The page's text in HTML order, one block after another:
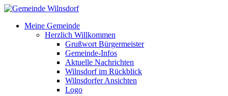
Meine Gemeinde
Herzlich Willkommen
Grußwort Bürgermeister
Gemeinde-Infos
Aktuelle Nachrichten
Wilnsdorf im Rückblick
Wilnsdorfer Ansichten
Logo